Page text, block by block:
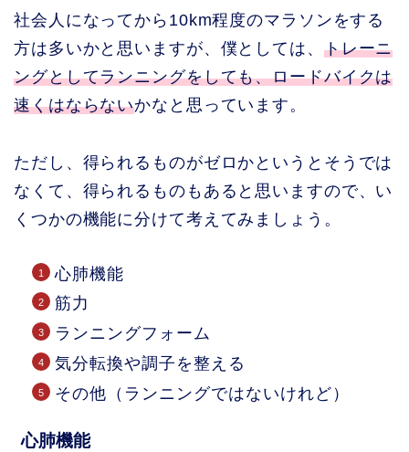
社会人になってから10km程度のマラソンをする
方は多いかと思いますが、僕としては、 トレーニ
ングとしてランニングをしても、ロードバイクは
速くはならないかなと思っています。
ただし、得られるものがゼロかというとそうでは
なくて、得られるものもあると思いますので、い
くつかの機能に分けて考えてみましょう。
心肺機能
筋力
ランニングフォーム
気分転換や調子を整える
その他（ランニングではないけれど）
心肺機能